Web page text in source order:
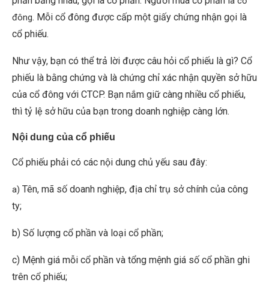
đông. Mỗi cổ đông được cấp một giấy chứng nhận gọi là
cổ phiếu.
Như vậy, bạn có thể trả lời được câu hỏi cổ phiếu là gì? Cổ
phiếu là bằng chứng và là chứng chỉ xác nhận quyền sở hữu
của cổ đông với CTCP. Bạn nắm giữ càng nhiều cổ phiếu,
thì tỷ lệ sở hữu của bạn trong doanh nghiệp càng lớn.
Nội dung của cổ phiếu
Cổ phiếu phải có các nội dung chủ yếu sau đây:
a) Tên, mã số doanh nghiệp, địa chỉ trụ sở chính của công
ty;
b) Số lượng cổ phần và loại cổ phần;
c) Mệnh giá mỗi cổ phần và tổng mệnh giá số cổ phần ghi
trên cổ phiếu;